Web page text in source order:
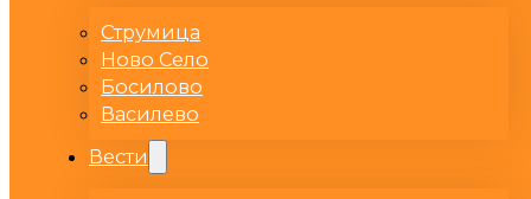
Струмица
Ново Село
Босилово
Василево
Вести